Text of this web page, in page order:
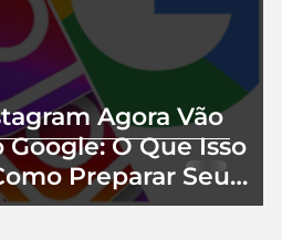
Agora Vão
O Que Isso
Preparar Seu